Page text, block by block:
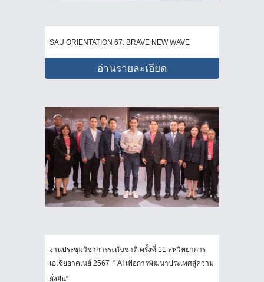
SAU ORIENTATION 67: BRAVE NEW WAVE
อ่านรายละเอียด
งานประชุมวิชาการระดับชาติ ครั้งที่ 11 สหวิทยาการ
เอเชียอาคเนย์ 2567 " AI เพื่อการพัฒนาประเทศสู่ความ
ยั่งยืน"